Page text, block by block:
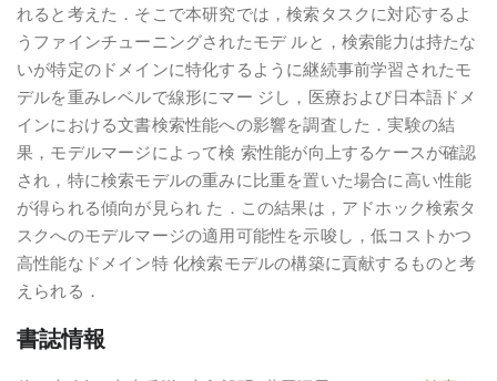
れると考えた．そこで本研究では，検索タスクに対応するよ
うファインチューニングされたモデ ルと，検索能力は持たな
いが特定のドメインに特化するように継続事前学習されたモ
デルを重みレベルで線形にマー ジし，医療および日本語ドメ
インにおける文書検索性能への影響を調査した．実験の結
果，モデルマージによって検 索性能が向上するケースが確認
され，特に検索モデルの重みに比重を置いた場合に高い性能
が得られる傾向が見られ た．この結果は，アドホック検索タ
スクへのモデルマージの適用可能性を示唆し，低コストかつ
高性能なドメイン特 化検索モデルの構築に貢献するものと考
えられる．
書誌情報